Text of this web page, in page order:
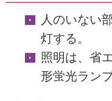
人のいない
灯する。
照明は、省
形蛍光ラン